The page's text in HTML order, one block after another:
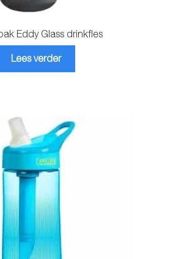
Eddy Glass drinkfles
Lees verder